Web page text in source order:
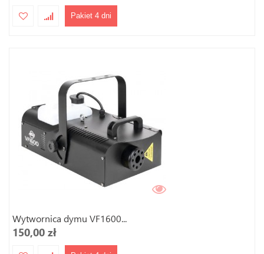
Pakiet 4 dni
Wytwornica dymu VF1600...
150,00 zł